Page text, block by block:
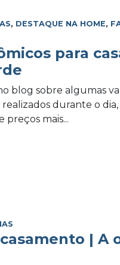
, DESTAQUE NA HOME,
para
blog sobre algumas
durante o
preços mais...
| A